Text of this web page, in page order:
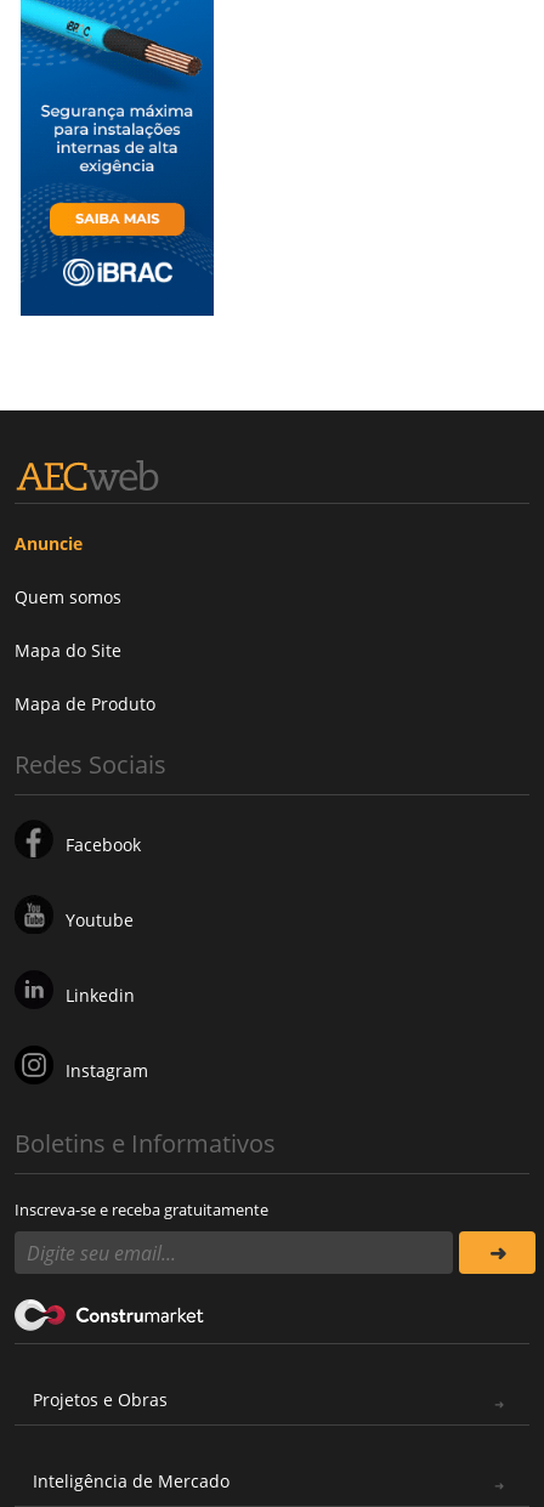
Anuncie
Quem somos
Mapa do Site
Mapa de Produto
Redes Sociais
Facebook
Youtube
Linkedin
Instagram
Boletins e Informativos
Inscreva-se e receba gratuitamente
Projetos e Obras
Inteligência de Mercado